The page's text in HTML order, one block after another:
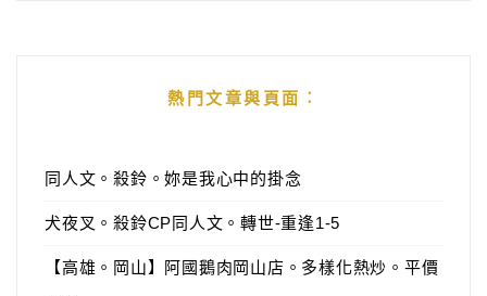
熱門文章與頁面︰
同人文。殺鈴。妳是我心中的掛念
犬夜叉。殺鈴CP同人文。轉世-重逢1-5
【高雄。岡山】阿國鵝肉岡山店。多樣化熱炒。平價